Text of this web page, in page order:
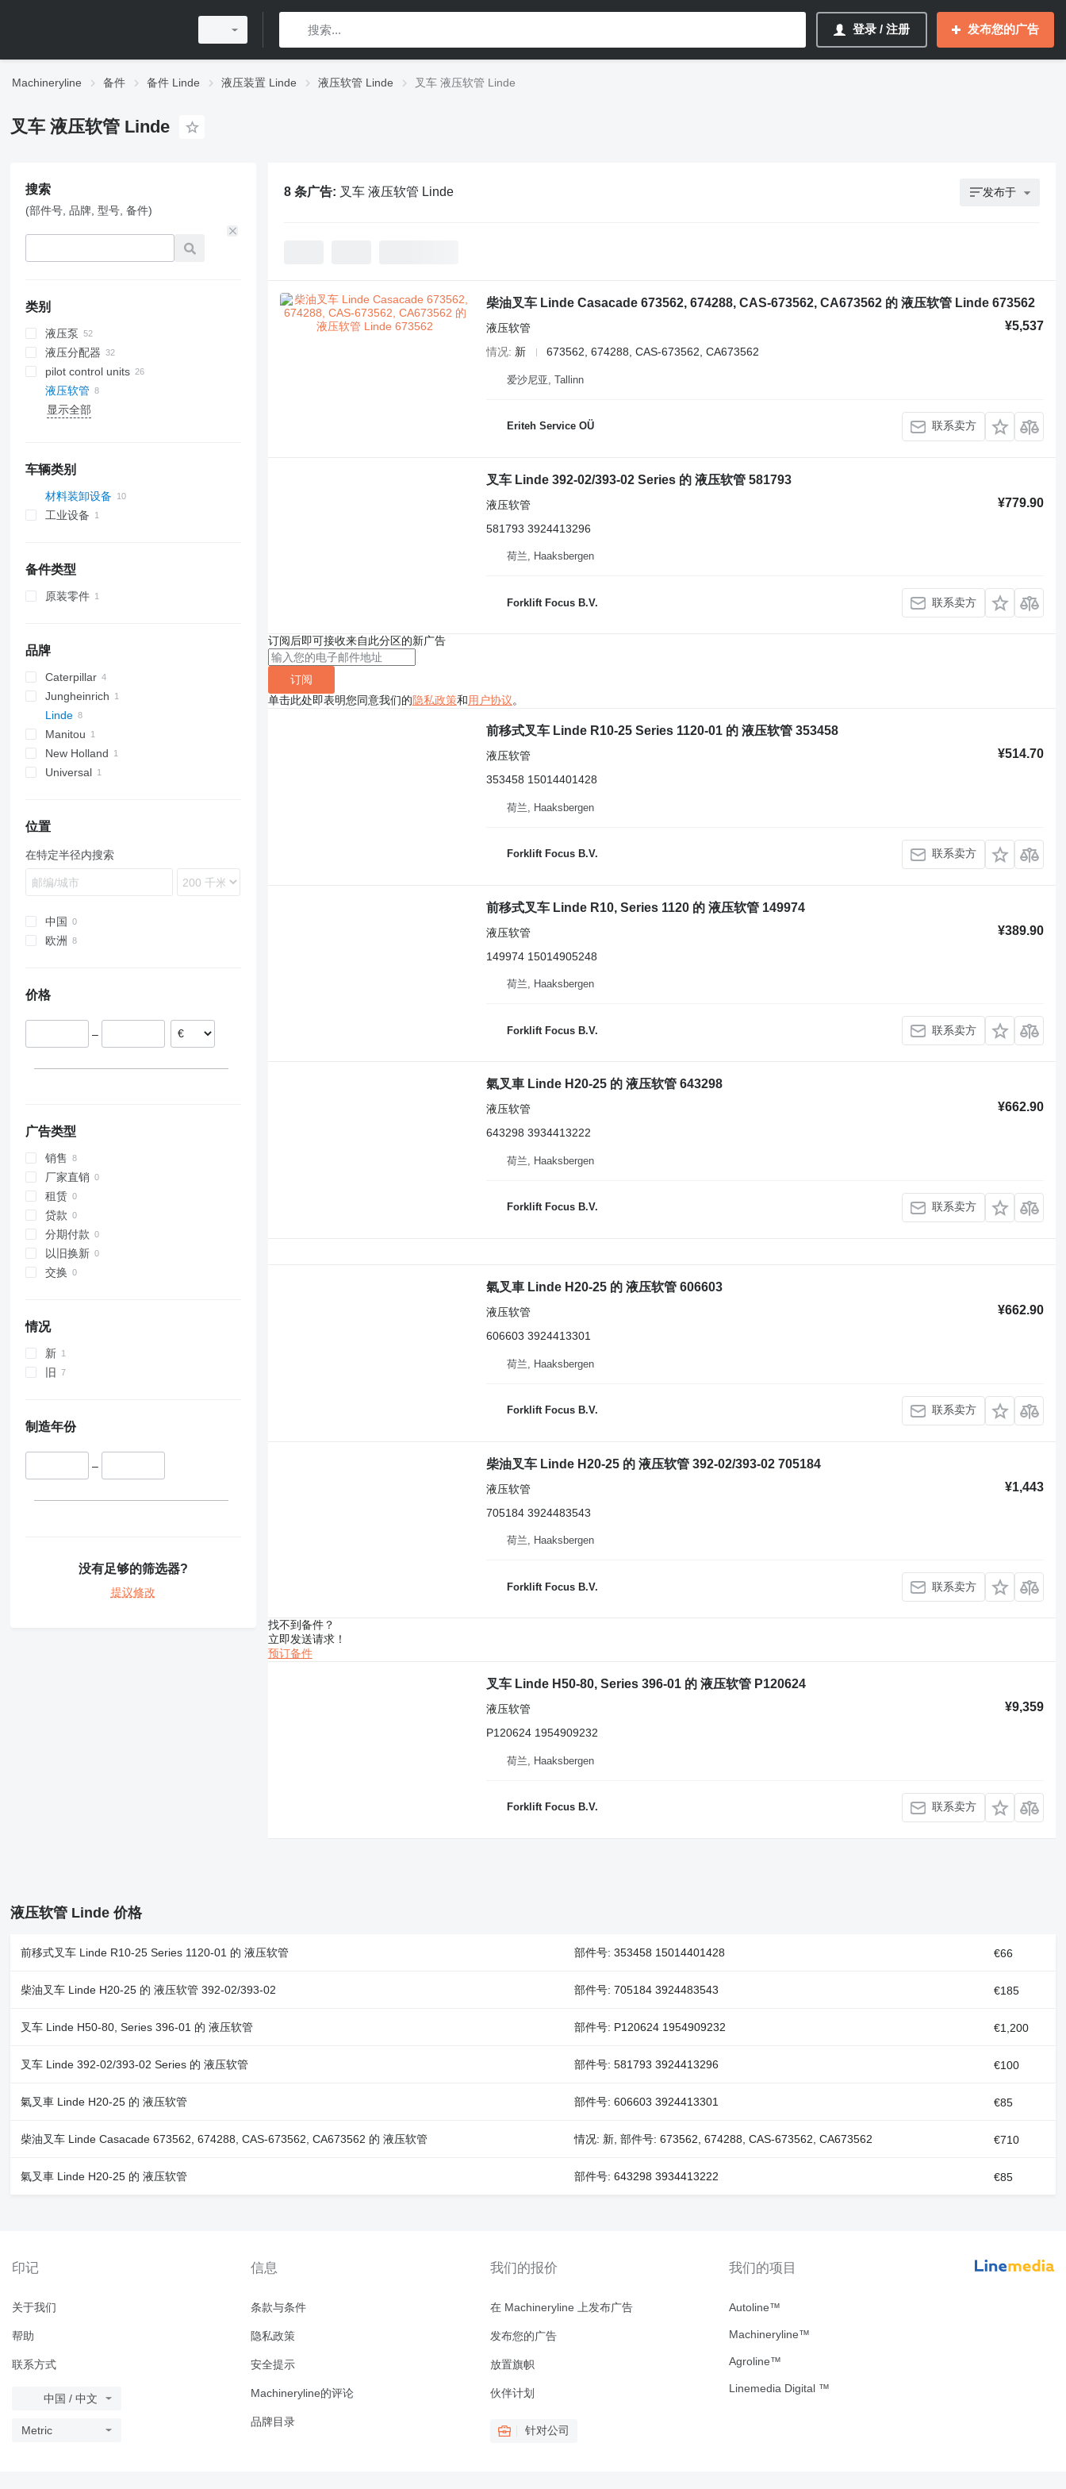
登录 / 注册 发布您的广告
Machineryline 备件 备件 Linde 液压装置 Linde 液压软管 Linde 叉车 液压软管 Linde
叉车 液压软管 Linde
搜索
(部件号, 品牌, 型号, 备件)
类别
液压泵
液压分配器
pilot control units
液压软管
显示全部
车辆类别
材料装卸设备
叉车
工业设备
备件类型
原装零件
品牌
Caterpillar
DP
EP
Jungheinrich
ETV
Linde
H-series
H 20
H 50
R-series
R 10
Manitou
New Holland
LM
Universal
位置
在特定半径内搜索
中国
欧洲
价格
–
广告类型
销售
厂家直销
租赁
贷款
分期付款
以旧换新
交换
情况
新
旧
制造年份
–
没有足够的筛选器?
提议修改
8 条广告: 叉车 液压软管 Linde 发布于
柴油叉车 Linde Casacade 673562, 674288, CAS-673562, CA673562 的 液压软管 Linde 673562
¥5,537
液压软管
情况 新 673562, 674288, CAS-673562, CA673562
爱沙尼亚, Tallinn
Eriteh Service OÜ 联系卖方
叉车 Linde 392-02/393-02 Series 的 液压软管 581793
¥779.90
液压软管
581793 3924413296
荷兰, Haaksbergen
Forklift Focus B.V. 联系卖方
订阅后即可接收来自此分区的新广告
订阅
单击此处即表明您同意我们的隐私政策和用户协议。
前移式叉车 Linde R10-25 Series 1120-01 的 液压软管 353458
¥514.70
液压软管
353458 15014401428
荷兰, Haaksbergen
Forklift Focus B.V. 联系卖方
前移式叉车 Linde R10, Series 1120 的 液压软管 149974
¥389.90
液压软管
149974 15014905248
荷兰, Haaksbergen
Forklift Focus B.V. 联系卖方
氣叉車 Linde H20-25 的 液压软管 643298
¥662.90
液压软管
643298 3934413222
荷兰, Haaksbergen
Forklift Focus B.V. 联系卖方
氣叉車 Linde H20-25 的 液压软管 606603
¥662.90
液压软管
606603 3924413301
荷兰, Haaksbergen
Forklift Focus B.V. 联系卖方
柴油叉车 Linde H20-25 的 液压软管 392-02/393-02 705184
¥1,443
液压软管
705184 3924483543
荷兰, Haaksbergen
Forklift Focus B.V. 联系卖方
找不到备件？
立即发送请求！
预订备件
叉车 Linde H50-80, Series 396-01 的 液压软管 P120624
¥9,359
液压软管
P120624 1954909232
荷兰, Haaksbergen
Forklift Focus B.V. 联系卖方
液压软管 Linde 价格
前移式叉车 Linde R10-25 Series 1120-01 的 液压软管 部件号: 353458 15014401428 €66
柴油叉车 Linde H20-25 的 液压软管 392-02/393-02 部件号: 705184 3924483543 €185
叉车 Linde H50-80, Series 396-01 的 液压软管 部件号: P120624 1954909232 €1,200
叉车 Linde 392-02/393-02 Series 的 液压软管 部件号: 581793 3924413296 €100
氣叉車 Linde H20-25 的 液压软管 部件号: 606603 3924413301 €85
柴油叉车 Linde Casacade 673562, 674288, CAS-673562, CA673562 的 液压软管 情况: 新, 部件号: 673562, 674288, CAS-673562, CA673562 €710
氣叉車 Linde H20-25 的 液压软管 部件号: 643298 3934413222 €85
印记
关于我们
帮助
联系方式
中国 / 中文
Metric
信息
条款与条件
隐私政策
安全提示
Machineryline的评论
品牌目录
我们的报价
在 Machineryline 上发布广告
发布您的广告
放置旗帜
伙伴计划
针对公司
我们的项目
Autoline™
Machineryline™
Agroline™
Linemedia Digital ™